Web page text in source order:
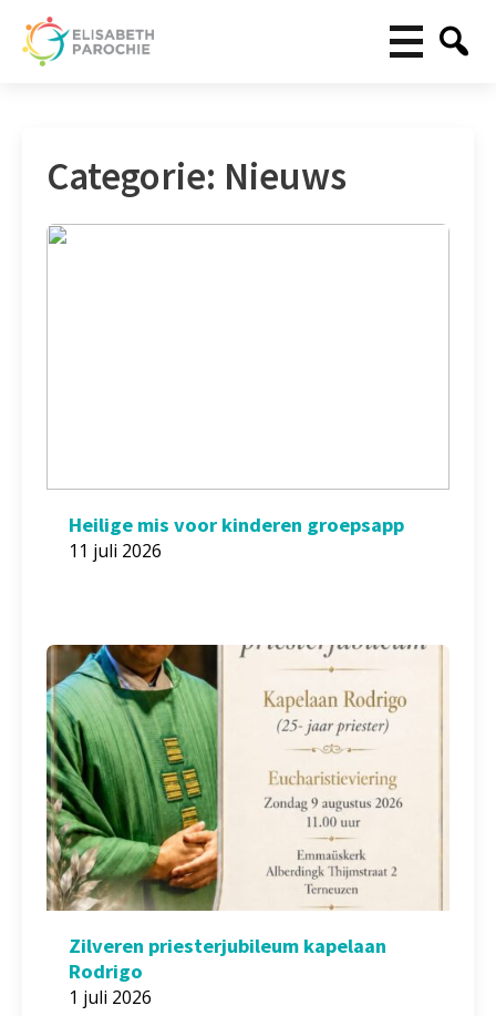
Categorie: Nieuws
Heilige mis voor kinderen groepsapp
11 juli 2026
Zilveren priesterjubileum kapelaan
Rodrigo
1 juli 2026